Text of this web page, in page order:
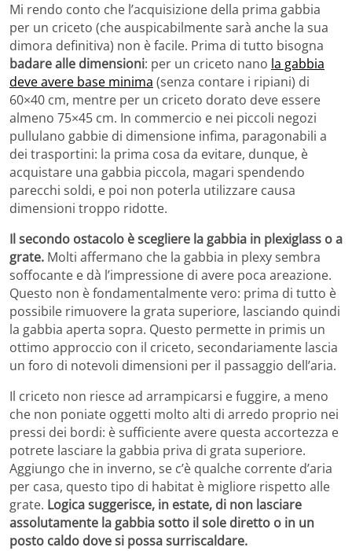
Mi rendo conto che l’acquisizione della prima gabbia
per un criceto (che auspicabilmente sarà anche la sua
dimora definitiva) non è facile. Prima di tutto bisogna
badare alle dimensioni: per un criceto nano la gabbia
deve avere base minima (senza contare i ripiani) di
60×40 cm, mentre per un criceto dorato deve essere
almeno 75×45 cm. In commercio e nei piccoli negozi
pullulano gabbie di dimensione infima, paragonabili a
dei trasportini: la prima cosa da evitare, dunque, è
acquistare una gabbia piccola, magari spendendo
parecchi soldi, e poi non poterla utilizzare causa
dimensioni troppo ridotte.
Il secondo ostacolo è scegliere la gabbia in plexiglass o a
grate. Molti affermano che la gabbia in plexy sembra
soffocante e dà l’impressione di avere poca areazione.
Questo non è fondamentalmente vero: prima di tutto è
possibile rimuovere la grata superiore, lasciando quindi
la gabbia aperta sopra. Questo permette in primis un
ottimo approccio con il criceto, secondariamente lascia
un foro di notevoli dimensioni per il passaggio dell’aria.
Il criceto non riesce ad arrampicarsi e fuggire, a meno
che non poniate oggetti molto alti di arredo proprio nei
pressi dei bordi: è sufficiente avere questa accortezza e
potrete lasciare la gabbia priva di grata superiore.
Aggiungo che in inverno, se c’è qualche corrente d’aria
per casa, questo tipo di habitat è migliore rispetto alle
grate. Logica suggerisce, in estate, di non lasciare
assolutamente la gabbia sotto il sole diretto o in un
posto caldo dove si possa surriscaldare.